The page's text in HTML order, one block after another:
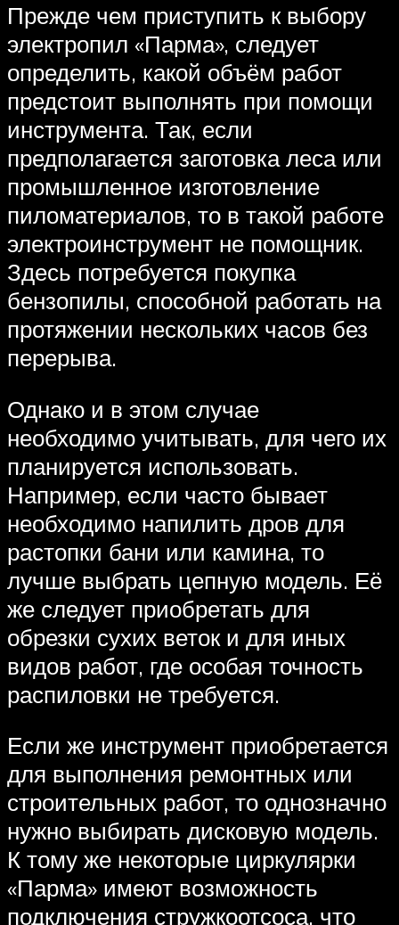
Прежде чем приступить к выбору
электропил «Парма», следует
определить, какой объём работ
предстоит выполнять при помощи
инструмента. Так, если
предполагается заготовка леса или
промышленное изготовление
пиломатериалов, то в такой работе
электроинструмент не помощник.
Здесь потребуется покупка
бензопилы, способной работать на
протяжении нескольких часов без
перерыва.
Однако и в этом случае
необходимо учитывать, для чего их
планируется использовать.
Например, если часто бывает
необходимо напилить дров для
растопки бани или камина, то
лучше выбрать цепную модель. Её
же следует приобретать для
обрезки сухих веток и для иных
видов работ, где особая точность
распиловки не требуется.
Если же инструмент приобретается
для выполнения ремонтных или
строительных работ, то однозначно
нужно выбирать дисковую модель.
К тому же некоторые циркулярки
«Парма» имеют возможность
подключения стружкоотсоса, что